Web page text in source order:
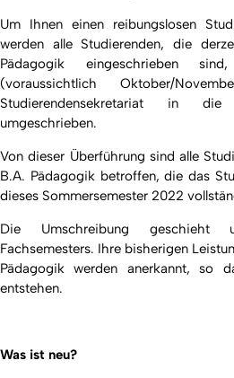
Um Ihnen einen reibungslosen
werden alle Studierenden, die
Pädagogik eingeschrieben
(voraussichtlich Oktober/
Studierendensekretariat in die
umgeschrieben.
Von dieser Überführung sind alle
B.A. Pädagogik betroffen, die das
dieses Sommersemester 2022
Die Umschreibung geschieht
Fachsemesters. Ihre bisherigen
Pädagogik werden anerkannt, so
entstehen.
Was ist neu?